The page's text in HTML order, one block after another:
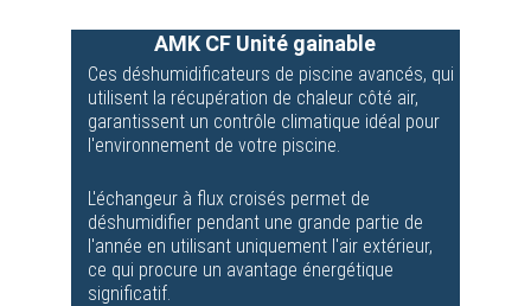
AMK CF Unité gainable
Ces déshumidificateurs de piscine avancés, qui
utilisent la récupération de chaleur côté air,
garantissent un contrôle climatique idéal pour
l'environnement de votre piscine.
L'échangeur à flux croisés permet de
déshumidifier pendant une grande partie de
l'année en utilisant uniquement l'air extérieur,
ce qui procure un avantage énergétique
significatif.